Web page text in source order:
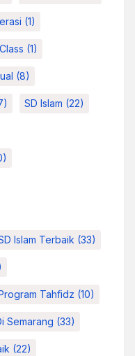
(1)
(1)
(8)
SD Islam (22)
Islam Terbaik (33)
Tahfidz (10)
Semarang (33)
(22)